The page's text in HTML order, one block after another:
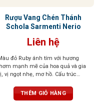
Rượu Vang Chén Thánh
Schola Sarmenti Nerio
Liên hệ
đỏ Ruby ánh tím với hương
mạnh mẽ của hoa quả và gia
vị ngọt nhẹ, mơ hồ. Cấu trúc
THÊM GIỎ HÀNG